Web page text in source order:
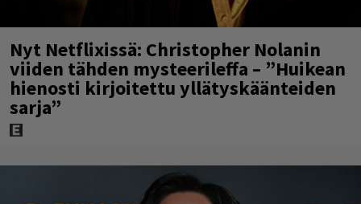
Nyt Netflixissä: Christopher Nolanin
viiden tähden mysteerileffa – ”Huikean
hienosti kirjoitettu yllätyskäänteiden
sarja”